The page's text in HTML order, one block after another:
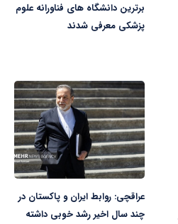
برترین دانشگاه های فناورانه علوم
پزشکی معرفی شدند
عراقچی: روابط ایران و پاکستان در
چند سال اخیر رشد خوبی داشته